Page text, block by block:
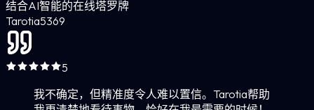
结合AI智能的在线塔罗牌
Tarotia5369
5
我不确定，但精准度令人难以置信。Tarotia帮助